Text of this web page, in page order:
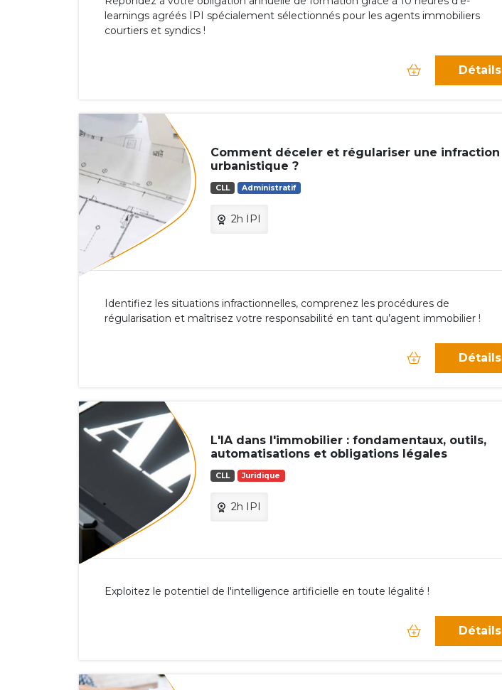
learnings agréés IPI spécialement sélectionnés pour les agents immobiliers
courtiers et syndics !
Détails
Comment déceler et régulariser une infraction
urbanistique ?
CLL Administratif
2h IPI
Identifiez les situations infractionnelles, comprenez les procédures de
régularisation et maîtrisez votre responsabilité en tant qu’agent immobilier !
Détails
L'IA dans l'immobilier : fondamentaux, outils,
automatisations et obligations légales
CLL Juridique
2h IPI
Exploitez le potentiel de l'intelligence artificielle en toute légalité !
Détails